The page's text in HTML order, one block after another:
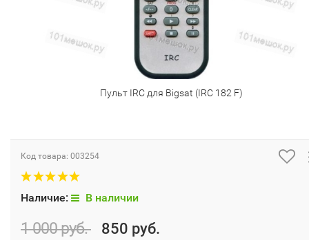
Пульт IRC для Bigsat (IRC 182 F)
Код товара: 003254
Наличие: В наличии
1 000 руб. 850 руб.